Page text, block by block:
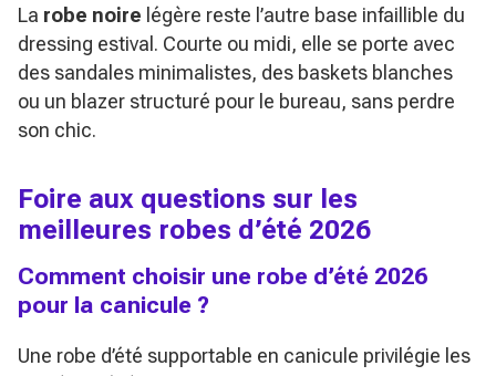
La robe noire légère reste l’autre base infaillible du
dressing estival. Courte ou midi, elle se porte avec
des sandales minimalistes, des baskets blanches
ou un blazer structuré pour le bureau, sans perdre
son chic.
Foire aux questions sur les
meilleures robes d’été 2026
Comment choisir une robe d’été 2026
pour la canicule ?
Une robe d’été supportable en canicule privilégie les